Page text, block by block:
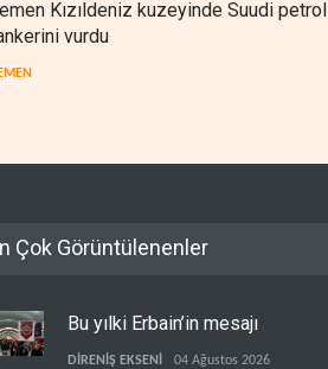
Kızıldeniz kuzeyinde Suudi petrol
vurdu
Çok Görüntülenenler
Bu yılki Erbain’in mesajı
DİRENİŞ EKSENİ 04 Ağustos 2026